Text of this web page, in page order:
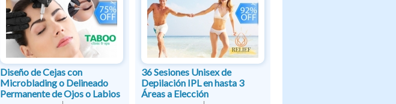
Diseño de Cejas con
Microblading o Delineado
Permanente de Ojos o Labios
36 Sesiones Unisex de
Depilación IPL en hasta 3
Áreas a Elección